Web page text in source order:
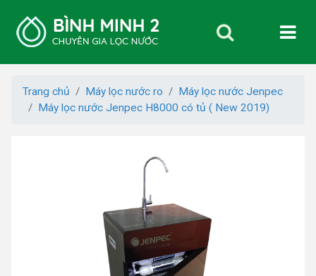
Trang chủ Máy lọc nước ro
Máy lọc nước Jenpec
Máy lọc nước Jenpec H8000 có tủ ( New 2019)